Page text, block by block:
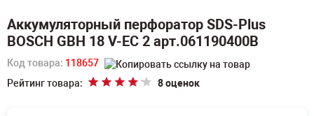
Аккумуляторный перфоратор SDS-Plus
BOSCH GBH 18 V-EC 2 арт.061190400B
Код товара: 118657
Рейтинг товара:
8 оценок